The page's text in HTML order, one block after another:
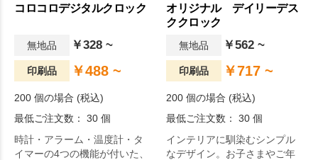
コロコロデジタルクロック
無地品 ￥328 ~
印刷品 ￥488 ~
200 個の場合 (税込)
最低ご注文数： 30 個
時計・アラーム・温度計・タ
イマーの4つの機能が付いた、
オリジナル デイリーデス
ククロック
無地品 ￥562 ~
印刷品 ￥717 ~
200 個の場合 (税込)
最低ご注文数： 30 個
インテリアに馴染むシンプル
なデザイン。お子さまやご年